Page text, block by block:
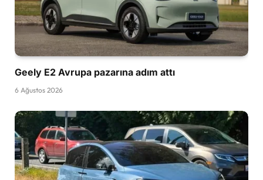
Geely E2 Avrupa pazarına adım attı
6 Ağustos 2026